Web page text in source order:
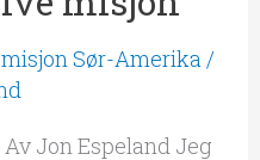
Sør-Amerika/
Jon Espeland Jeg